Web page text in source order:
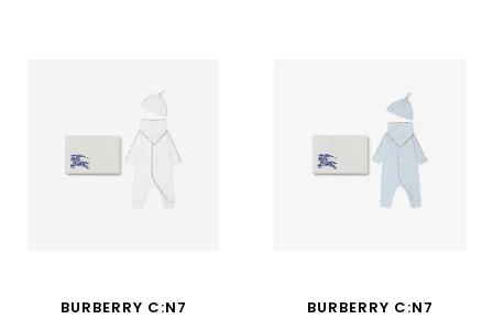
BURBERRY C:N7
BURBERRY C:N7